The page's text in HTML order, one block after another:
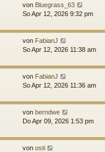
von Bluegrass_63
So Apr 12, 2026 9:32 pm
von FabianJ
So Apr 12, 2026 11:38 am
von FabianJ
So Apr 12, 2026 11:36 am
von berndwe
Do Apr 09, 2026 1:53 pm
von osti